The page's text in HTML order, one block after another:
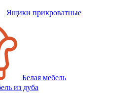
Ящики прикроватные
Белая мебель
из дуба